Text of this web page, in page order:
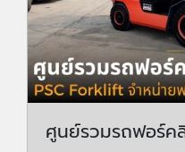
ศูนย์รวมรถฟอร์